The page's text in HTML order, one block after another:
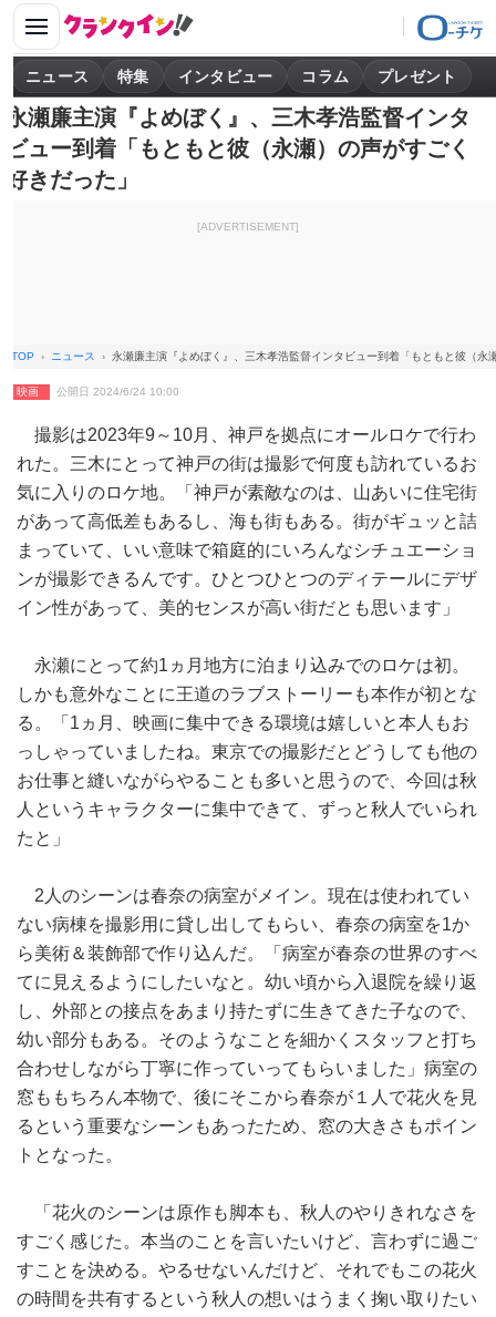
ニュース 特集 インタビュー コラム プレゼント
永瀬廉主演『よめぼく』、三木孝浩監督インタ
ビュー到着「もともと彼（永瀬）の声がすごく
好きだった」
[ADVERTISEMENT]
TOP ニュース 永瀬廉主演『よめぼく』、三木孝浩監督インタビュー到着「もともと彼（永
映画 公開日 2024/6/24 10:00
撮影は2023年9～10月、神戸を拠点にオールロケで行わ
れた。三木にとって神戸の街は撮影で何度も訪れているお
気に入りのロケ地。「神戸が素敵なのは、山あいに住宅街
があって高低差もあるし、海も街もある。街がギュッと詰
まっていて、いい意味で箱庭的にいろんなシチュエーショ
ンが撮影できるんです。ひとつひとつのディテールにデザ
イン性があって、美的センスが高い街だとも思います」
永瀬にとって約1ヵ月地方に泊まり込みでのロケは初。
しかも意外なことに王道のラブストーリーも本作が初とな
る。「1ヵ月、映画に集中できる環境は嬉しいと本人もお
っしゃっていましたね。東京での撮影だとどうしても他の
お仕事と縫いながらやることも多いと思うので、今回は秋
人というキャラクターに集中できて、ずっと秋人でいられ
たと」
2人のシーンは春奈の病室がメイン。現在は使われてい
ない病棟を撮影用に貸し出してもらい、春奈の病室を1か
ら美術＆装飾部で作り込んだ。「病室が春奈の世界のすべ
てに見えるようにしたいなと。幼い頃から入退院を繰り返
し、外部との接点をあまり持たずに生きてきた子なので、
幼い部分もある。そのようなことを細かくスタッフと打ち
合わせしながら丁寧に作っていってもらいました」病室の
窓ももちろん本物で、後にそこから春奈が１人で花火を見
るという重要なシーンもあったため、窓の大きさもポイン
トとなった。
「花火のシーンは原作も脚本も、秋人のやりきれなさを
すごく感じた。本当のことを言いたいけど、言わずに過ご
すことを決める。やるせないんだけど、それでもこの花火
の時間を共有するという秋人の想いはうまく掬い取りたい